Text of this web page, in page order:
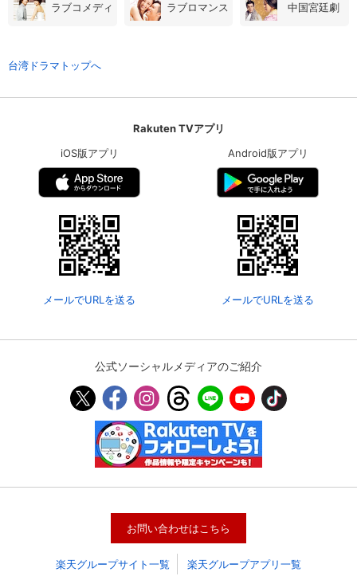
会員情報
決済方法変更 決済方法の変更が可能です。
ラブコメディ ラブロマンス 中国宮廷劇
台湾ドラマトップへ
Rakuten TVアプリ
iOS版アプリ
メールでURLを送る
Android版アプリ
メールでURLを送る
公式ソーシャルメディアのご紹介
お問い合わせはこちら
楽天グループサイト一覧 楽天グループアプリ一覧